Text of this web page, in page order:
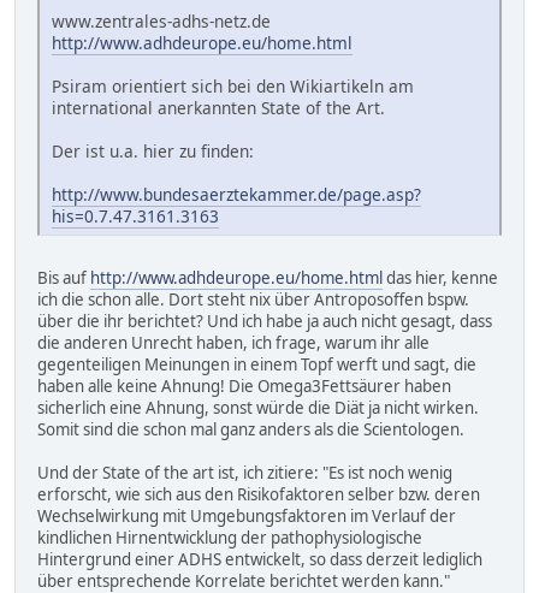
www.zentrales-adhs-netz.de
http://www.adhdeurope.eu/home.html
Psiram orientiert sich bei den Wikiartikeln am
international anerkannten State of the Art.
Der ist u.a. hier zu finden:
http://www.bundesaerztekammer.de/page.asp?
his=0.7.47.3161.3163
Bis auf http://www.adhdeurope.eu/home.htmldas hier, kenne
ich die schon alle. Dort steht nix über Antroposoffen bspw.
über die ihr berichtet? Und ich habe ja auch nicht gesagt, dass
die anderen Unrecht haben, ich frage, warum ihr alle
gegenteiligen Meinungen in einem Topf werft und sagt, die
haben alle keine Ahnung! Die Omega3Fettsäurer haben
sicherlich eine Ahnung, sonst würde die Diät ja nicht wirken.
Somit sind die schon mal ganz anders als die Scientologen.
Und der State of the art ist, ich zitiere: "Es ist noch wenig
erforscht, wie sich aus den Risikofaktoren selber bzw. deren
Wechselwirkung mit Umgebungsfaktoren im Verlauf der
kindlichen Hirnentwicklung der pathophysiologische
Hintergrund einer ADHS entwickelt, so dass derzeit lediglich
über entsprechende Korrelate berichtet werden kann."